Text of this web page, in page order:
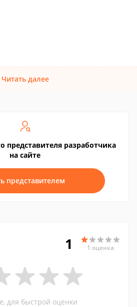
Читать далее
представителя разработчика
на сайте
представителем
1 1 оценка
для быстрой оценки